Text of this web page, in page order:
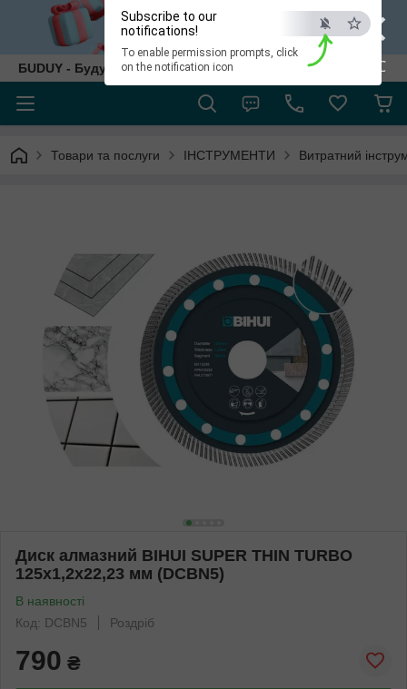
×
ESC
Subscribe to our
notifications!
To enable permission prompts, click
on the notification icon
БUDUY - Будуй як собі!
Товари та послуги ІНСТРУМЕНТИ Витратний
Диск алмазний BIHUI SUPER THIN TURBO
125x1,2x22,23 мм (DCBN5)
В наявності
Код: DCBN5
Роздріб
790 ₴